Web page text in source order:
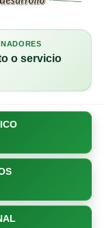
o servicio